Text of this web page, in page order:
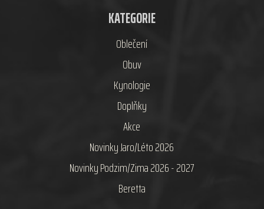
KATEGORIE
Oblečení
Obuv
Kynologie
Doplňky
Akce
Novinky Jaro/Léto 2026
Novinky Podzim/Zima 2026 - 2027
Beretta